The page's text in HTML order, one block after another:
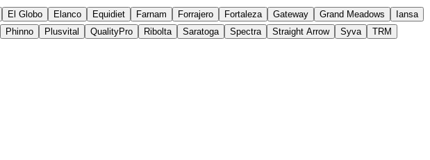
El Globo Elanco Equidiet Farnam Forrajero Fortaleza Gateway Grand Meadows
Iansa
Phinno Plusvital QualityPro Ribolta Saratoga Spectra Straight Arrow Syva
TRM